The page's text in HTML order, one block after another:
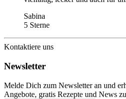
Sabina
5 Sterne
Kontaktiere uns
Newsletter
Melde Dich zum Newsletter an und
Angebote, gratis Rezepte und News